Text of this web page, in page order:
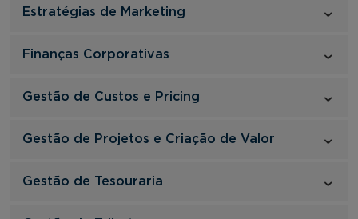
Estratégias de Marketing
Finanças Corporativas
Gestão de Custos e Pricing
Gestão de Projetos e Criação de Valor
Gestão de Tesouraria